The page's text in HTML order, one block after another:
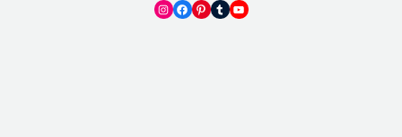
Instagram
Facebook
Pinterest
TumblrYouTube